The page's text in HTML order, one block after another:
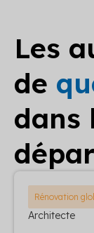
Les
de
dans
Rénovation
Architecte